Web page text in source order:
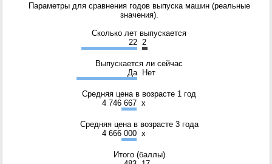
Параметры для сравнения годов выпуска машин (реальные
значения).
Сколько лет выпускается
22 2
Выпускается ли сейчас
Да
Нет
Средняя цена в возрасте 1 год
4 746 667 x
Средняя цена в возрасте 3 года
4 666 000 x
Итого (баллы)